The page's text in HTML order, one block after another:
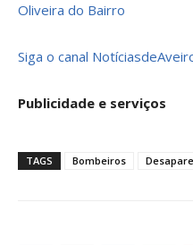
Oliveira do Bairro
Siga o canal
Publicidade e serviços
TAGS Bombeiros